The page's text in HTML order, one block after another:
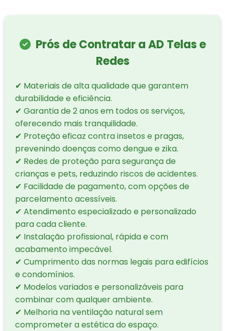
Prós de Contratar a AD Telas e
Redes
✔ Materiais de alta qualidade que garantem
durabilidade e eficiência.
✔ Garantia de 2 anos em todos os serviços,
oferecendo mais tranquilidade.
✔ Proteção eficaz contra insetos e pragas,
prevenindo doenças como dengue e zika.
✔ Redes de proteção para segurança de
crianças e pets, reduzindo riscos de acidentes.
✔ Facilidade de pagamento, com opções de
parcelamento acessíveis.
✔ Atendimento especializado e personalizado
para cada cliente.
✔ Instalação profissional, rápida e com
acabamento impecável.
✔ Cumprimento das normas legais para edifícios
e condomínios.
✔ Modelos variados e personalizáveis para
combinar com qualquer ambiente.
✔ Melhoria na ventilação natural sem
comprometer a estética do espaço.